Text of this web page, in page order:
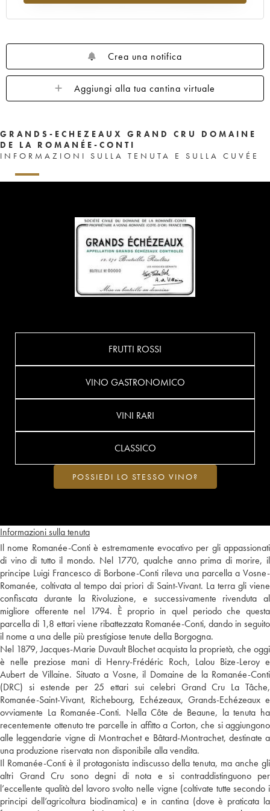
1953
1952 1948 1947
1943
1942
1940 1937 1929
Crea una notifica
Aggiungi alla tua cantina virtuale
GRANDS-ECHEZEAUX GRAND CRU DOMAINE
DE LA ROMANÉE-CONTI
INFORMAZIONI SULLA TENUTA E SULLA CUVÉE
Informazioni sulla tenuta
Il nome Romanée-Conti è estremamente evocativo per gli appassionati
di vino di tutto il mondo. Nel 1770, qualche anno prima di morire, il
principe Luigi Francesco di Borbone-Conti rileva una parcella a Vosne-
Romanée, coltivata al tempo dai priori di Saint-Vivant. La terra gli viene
confiscata durante la Rivoluzione, e successivamente rivenduta al
migliore offerente nel 1794. È proprio in quel periodo che questa
parcella di 1,8 ettari viene ribattezzata Romanée-Conti, dando in seguito
il nome a una delle più prestigiose tenute della Borgogna.
Nel 1879, Jacques-Marie Duvault Blochet acquista la proprietà, che oggi
è nelle preziose mani di Henry-Frédéric Roch, Lalou Bize-Leroy e
Aubert de Villaine. Situato a Vosne, il Domaine de la Romanée-Conti
(DRC) si estende per 25 ettari sui celebri Grand Cru La Tâche,
Romanée-Saint-Vivant, Richebourg, Echézeaux, Grands-Echézeaux e
ovviamente La Romanée-Conti. Nella Côte de Beaune, la tenuta ha
recentemente ottenuto tre parcelle in affitto a Corton, che si aggiungono
alle leggendarie vigne di Montrachet e Bâtard-Montrachet, destinate a
una produzione riservata non disponibile alla vendita.
Il Romanée-Conti è il protagonista indiscusso della tenuta, ma anche gli
altri Grand Cru sono degni di nota e si contraddistinguono per
l’eccellente qualità del lavoro svolto nelle vigne (coltivate tutte secondo i
principi dell’agricoltura biodinamica) e in cantina (dove è praticata la
FRUTTI ROSSI
VINO GASTRONOMICO
VINI RARI
CLASSICO
POSSIEDI LO STESSO VINO?